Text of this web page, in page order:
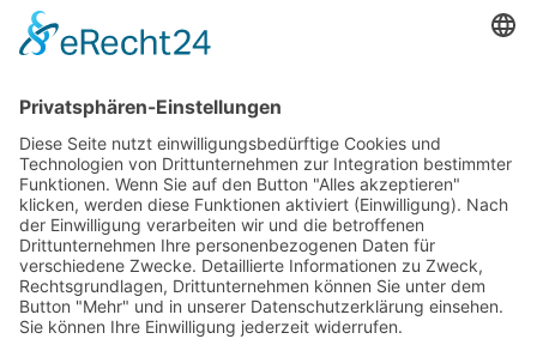
KONTAKT
Atelier für Innenraumgestaltung
Am Born 9
Telefon: 0163 8479897
RECHTLICHES
Impressum
Datenschutz
AGB
Widerrufsbelehrung